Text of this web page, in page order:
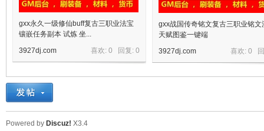
gxx永久一级修仙buff复古三职业法宝
镶嵌任务副本 试炼 坐...
喜欢: 0 回复: 0
3927dj.com
gxx战国传奇铭文复古三职业铭文
天赋图鉴一键端
喜欢: 0
3927dj.com
Powered by Discuz! X3.4